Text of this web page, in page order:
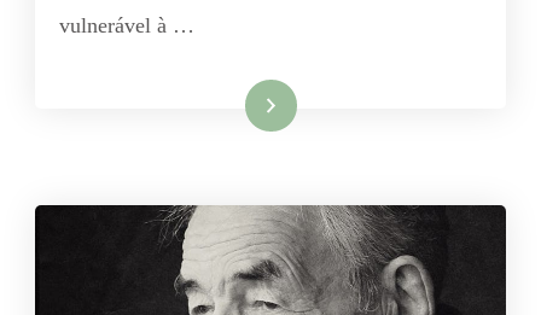
vulnerável à …
Leia mais